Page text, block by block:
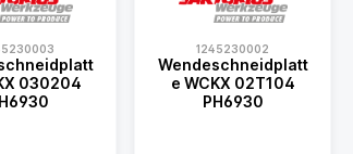
1245230002
Wendeschneidplatt
e WCKX 02T104
PH6930